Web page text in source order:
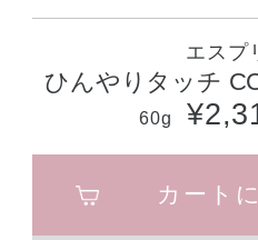
エスプ
ひんやりタッチ
60g
カート